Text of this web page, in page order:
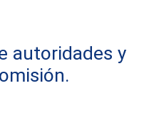
autoridades y